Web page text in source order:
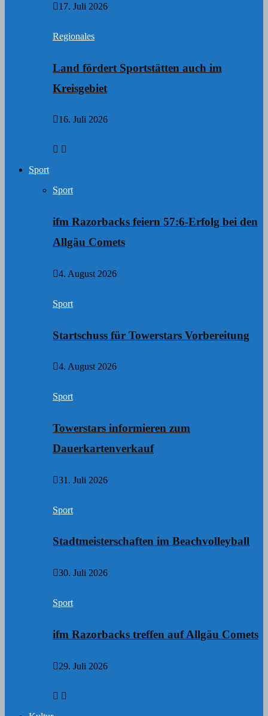
17. Juli 2026
Regionales
Land fördert Sportstätten auch im
Kreisgebiet
16. Juli 2026
Sport
Sport
ifm Razorbacks feiern 57:6-Erfolg bei den
Allgäu Comets
4. August 2026
Sport
Startschuss für Towerstars Vorbereitung
4. August 2026
Sport
Towerstars informieren zum
Dauerkartenverkauf
31. Juli 2026
Sport
Stadtmeisterschaften im Beachvolleyball
30. Juli 2026
Sport
ifm Razorbacks treffen auf Allgäu Comets
29. Juli 2026